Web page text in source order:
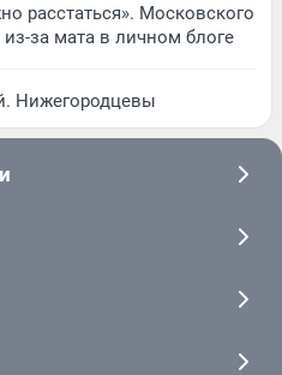
расстаться». Московского
за мата в личном блоге
Нижегородцевы